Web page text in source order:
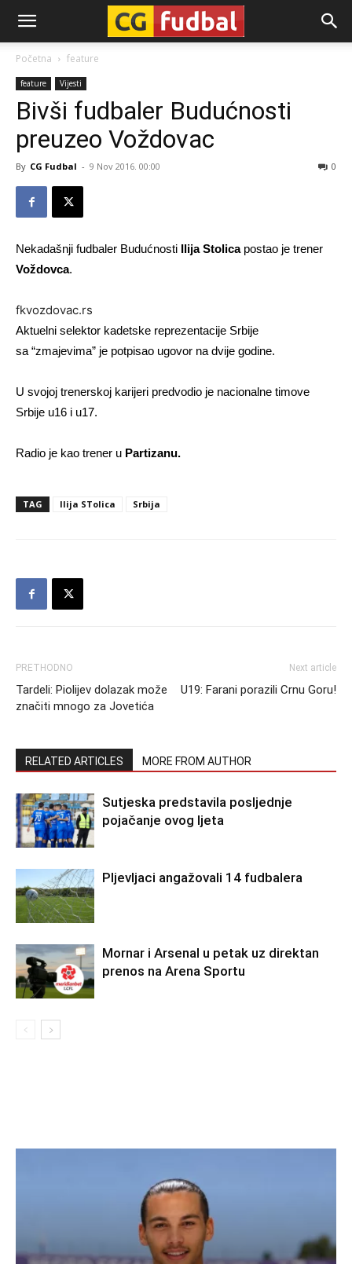
CG-
Fudbal
Početna feature
feature Vijesti
Bivši fudbaler Budućnosti
preuzeo Voždovac
By CG Fudbal - 9 Nov 2016. 00:00 0
Nekadašnji fudbaler Budućnosti Ilija Stolicapostao je trener
Voždovca.
fkvozdovac.rs
Aktuelni selektor kadetske reprezentacije Srbije
sa “zmajevima” je potpisao ugovor na dvije godine.
U svojoj trenerskoj karijeri predvodio je nacionalne timove
Srbije u16 i u17.
Radio je kao trener u Partizanu.
TAG Ilija STolica Srbija
PRETHODNO
Tardeli: Piolijev dolazak može
značiti mnogo za Jovetića
Next article
U19: Farani porazili Crnu Goru!
RELATED ARTICLES MORE FROM AUTHOR
Sutjeska predstavila posljednje
pojačanje ovog ljeta
Pljevljaci angažovali 14 fudbalera
Mornar i Arsenal u petak uz direktan
prenos na Arena Sportu